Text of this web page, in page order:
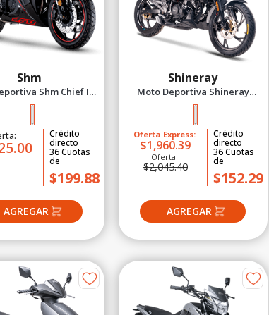
Shm
Shm Chief II
4V Negro 2027
Crédito
directo
36Cuotas
de
$199.88
Shineray
Moto Deportiva Shineray
Xy200-18 New 2027 Negro
Oferta Express:
$1,960.39
Oferta:
$2,045.40
Crédito
directo
36Cuotas
de
$152.29